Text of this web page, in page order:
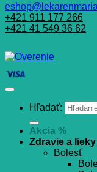
+421 911 177 266
+421 41 549 36 62
Hľadať:
Akcia %
Zdravie a lieky
Bolesť